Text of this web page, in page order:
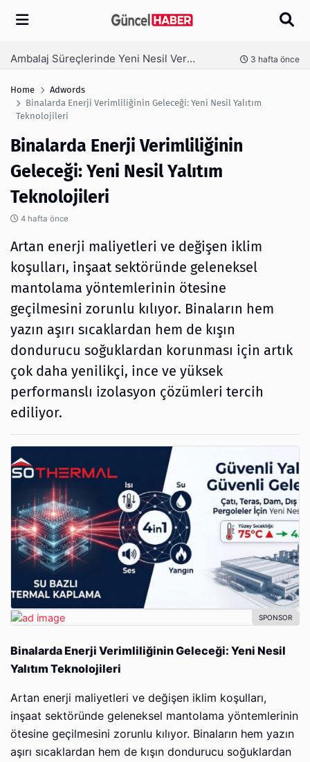
Arama
Ambalaj Süreçlerinde Yeni Nesil Verimliliği Olimpack ile Yakalayın 3 hafta önce
Home
Adwords
Binalarda Enerji Verimliliğinin Geleceği: Yeni Nesil Yalıtım
Teknolojileri
Binalarda Enerji Verimliliğinin
Geleceği: Yeni Nesil Yalıtım
Teknolojileri
4 hafta önce
Artan enerji maliyetleri ve değişen iklim
koşulları, inşaat sektöründe geleneksel
mantolama yöntemlerinin ötesine
geçilmesini zorunlu kılıyor. Binaların hem
yazın aşırı sıcaklardan hem de kışın
dondurucu soğuklardan korunması için artık
çok daha yenilikçi, ince ve yüksek
performanslı izolasyon çözümleri tercih
ediliyor.
Binalarda Enerji Verimliliğinin Geleceği: Yeni Nesil
Yalıtım Teknolojileri
Artan enerji maliyetleri ve değişen iklim koşulları,
inşaat sektöründe geleneksel mantolama yöntemlerinin
ötesine geçilmesini zorunlu kılıyor. Binaların hem yazın
aşırı sıcaklardan hem de kışın dondurucu soğuklardan